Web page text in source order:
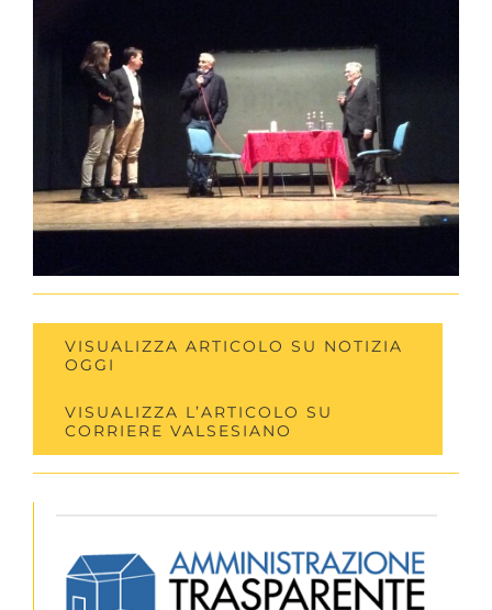
VISUALIZZA ARTICOLO SU NOTIZIA
OGGI
VISUALIZZA L’ARTICOLO SU
CORRIERE VALSESIANO